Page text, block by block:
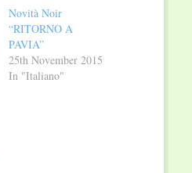
Novità Noir
“RITORNO A
PAVIA”
25th November 2015
In "Italiano"